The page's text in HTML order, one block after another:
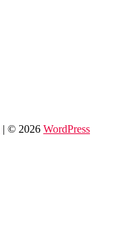
| © 2026 WordPress